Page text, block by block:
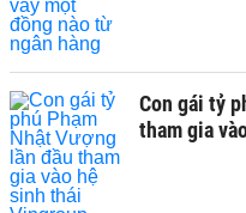
Con gái tỷ
tham gia